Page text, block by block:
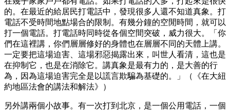
的。在最近的給居民打電話中，發現很多人還不知道真象。打
電話不受時間地點場合的限制。有幾分鐘的空閒時間，就可以
打一個電話。打電話時同時從各個空間突破，威力很大。「你
們在這裡講，你們層層修好的身體也在層層不同的天體上講。
一定要把這場迫害、這場邪惡揭露出來，叫世人看清，這也是
在抑制它，也是在消除它。講真象是最有力的，是大善的行
為，因為這場迫害完全是以謊言欺騙為基礎的。」（《在大紐
約地區法會的講法和解法》）
另外講兩個小故事。有一次打到北京，是一個公用電話，一個